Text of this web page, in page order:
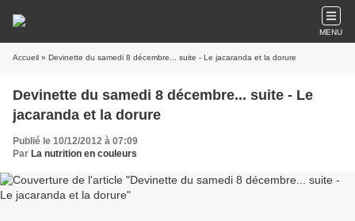
MENU
Accueil » Devinette du samedi 8 décembre... suite - Le jacaranda et la dorure
Devinette du samedi 8 décembre... suite - Le
jacaranda et la dorure
Publié le 10/12/2012 à 07:09
Par La nutrition en couleurs